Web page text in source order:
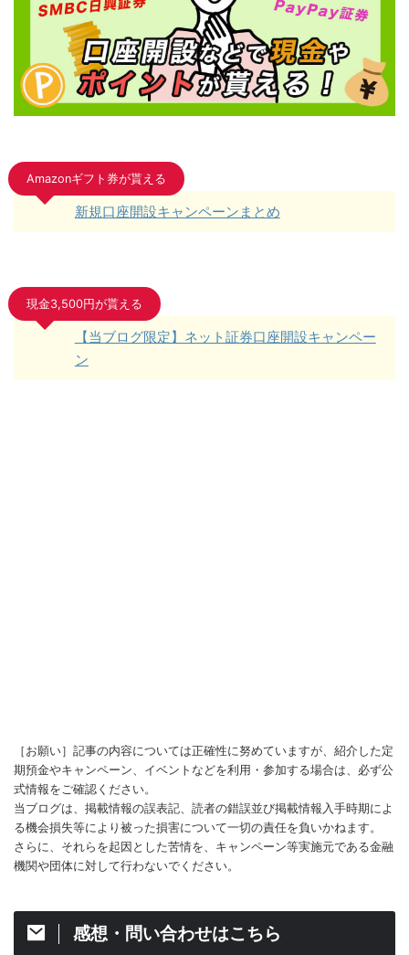
Amazonギフト券が貰える
新規口座開設キャンペーンまとめ
現金3,500円が貰える
【当ブログ限定】ネット証券口座開設キャンペー
ン
［お願い］記事の内容については正確性に努めていますが、紹介した定
期預金やキャンペーン、イベントなどを利用・参加する場合は、必ず公
式情報をご確認ください。
当ブログは、掲載情報の誤表記、読者の錯誤並び掲載情報入手時期によ
る機会損失等により被った損害について一切の責任を負いかねます。
さらに、それらを起因とした苦情を、キャンペーン等実施元である金融
機関や団体に対して行わないでください。
感想・問い合わせはこちら